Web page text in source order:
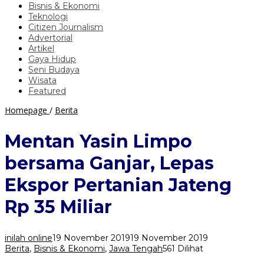
Bisnis & Ekonomi
Teknologi
Citizen Journalism
Advertorial
Artikel
Gaya Hidup
Seni Budaya
Wisata
Featured
Homepage / Berita
Limpo
bersama
Ganjar,
Lepas
Ekspor
Pertanian
Jateng
Rp
Miliar
Mentan Yasin Limpo
bersama Ganjar, Lepas
Ekspor Pertanian Jateng
Rp 35 Miliar
inilah online19 November 201919 November 2019
Berita, Bisnis & Ekonomi, Jawa Tengah561 Dilihat